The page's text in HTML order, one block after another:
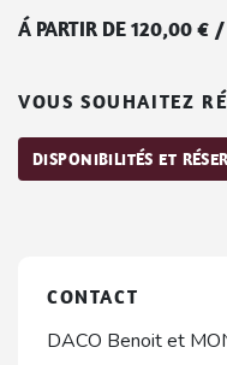
Á PARTIR DE120,00€ /
VOUS SOUHAITEZ
DISPONIBILITÉS ET
CONTACT
DACO Benoit et